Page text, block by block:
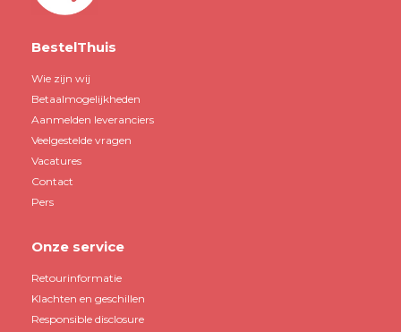
BestelThuis
Wie zijn wij
Betaalmogelijkheden
Aanmelden leveranciers
Veelgestelde vragen
Vacatures
Contact
Pers
Onze service
Retourinformatie
Klachten en geschillen
Responsible disclosure